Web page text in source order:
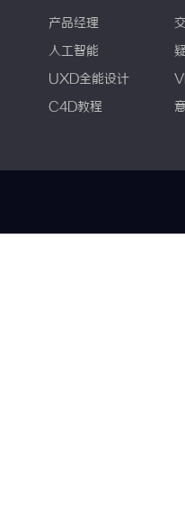
产品经理
人工智能
UXD全能设计
C4D教程